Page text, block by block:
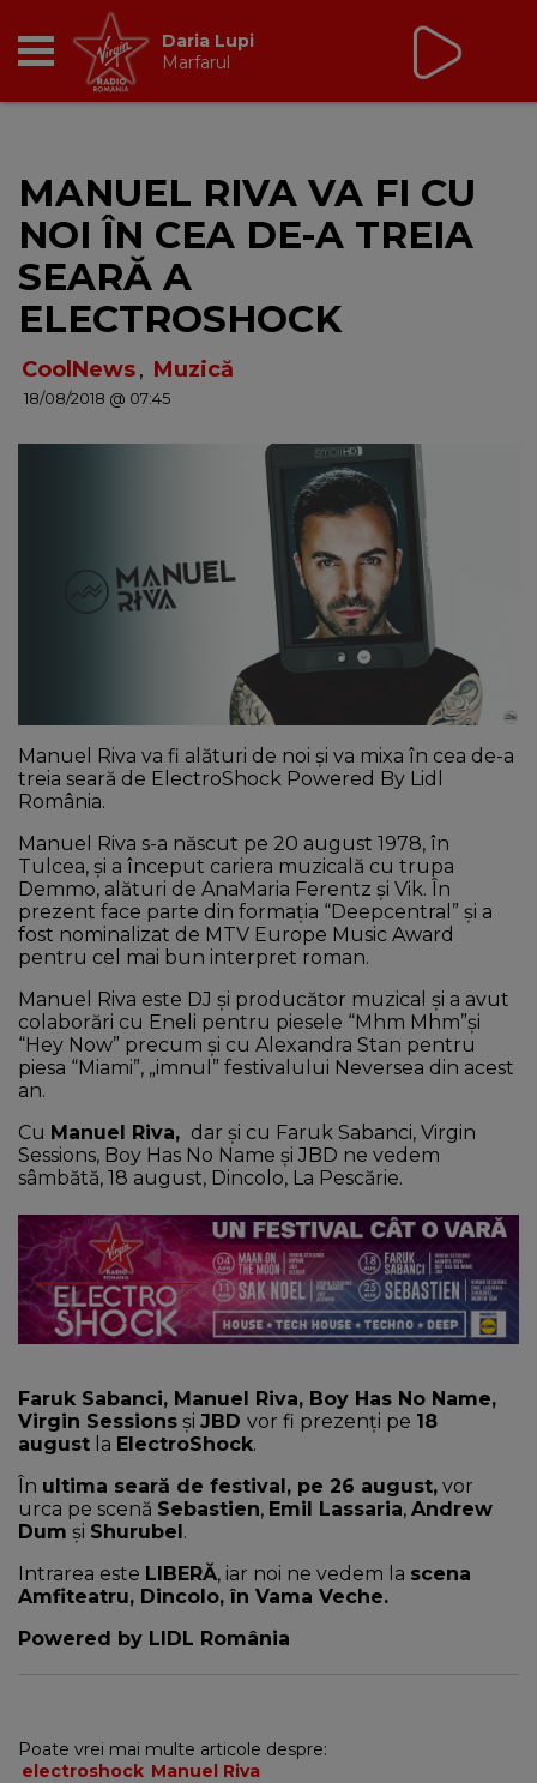
BREAKFAST
TIC TALK
CÂȘTIGĂ
HOT 30
DANCEFLOOR CHART
Virgin Radio Music de
Weekend
08:00 - 12:00
MANUEL RIVA VA FI CU
NOI ÎN CEA DE-A TREIA
SEARĂ A
ELECTROSHOCK
CoolNews, Muzică
18/08/2018 @ 07:45
Manuel Riva va fi alături de noi și va mixa în cea de-a
treia seară de ElectroShock Powered By Lidl
România.
Manuel Riva s-a născut pe 20 august 1978, în
Tulcea, și a început cariera muzicală cu trupa
Demmo, alături de AnaMaria Ferentz și Vik. În
prezent face parte din formația “Deepcentral” și a
fost nominalizat de MTV Europe Music Award
pentru cel mai bun interpret roman.
Manuel Riva este DJ și producător muzical și a avut
colaborări cu Eneli pentru piesele “Mhm Mhm”și
“Hey Now” precum și cu Alexandra Stan pentru
piesa “Miami”, „imnul” festivalului Neversea din acest
an.
Cu Manuel Riva, dar și cu Faruk Sabanci, Virgin
Sessions, Boy Has No Name și JBD ne vedem
sâmbătă, 18 august, Dincolo, La Pescărie.
Faruk Sabanci, Manuel Riva, Boy Has No Name,
Virgin Sessions și JBD vor fi prezenți pe 18
august la ElectroShock.
În ultima seară de festival, pe 26 august, vor
urca pe scenă Sebastien, Emil Lassaria, Andrew
Dum și Shurubel.
Intrarea este LIBERĂ, iar noi ne vedem la scena
Amfiteatru, Dincolo, în Vama Veche.
Powered by LIDL România
Poate vrei mai multe articole despre:
electroshock Manuel Riva